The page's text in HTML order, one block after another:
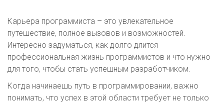
Карьера программиста – это увлекательное
путешествие, полное вызовов и возможностей.
Интересно задуматься, как долго длится
профессиональная жизнь программистов и что нужно
для того, чтобы стать успешным разработчиком.
Когда начинаешь путь в программировании, важно
понимать, что успех в этой области требует не только